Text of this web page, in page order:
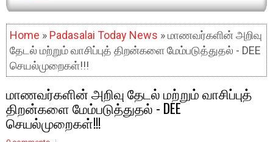
Home » Padasalai Today News » மாணவர்களின் அறிவு
தேடல் மற்றும் வாசிப்புத் திறன்களை மேம்படுத்துதல் - DEE
செயல்முறைகள்!!!
மாணவர்களின் அறிவு தேடல் மற்றும் வாசிப்புத்
திறன்களை மேம்படுத்துதல் - DEE
செயல்முறைகள்!!!